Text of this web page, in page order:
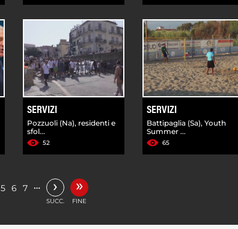
SERVIZI
Pozzuoli (Na), residenti e
sfol...
52
SERVIZI
Battipaglia (Sa), Youth
Summer ...
65
5 6 7 … ›
SUCC.
»
FINE